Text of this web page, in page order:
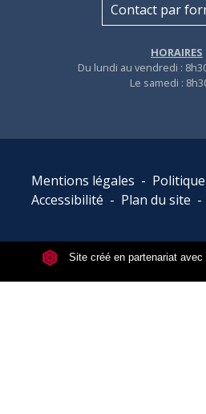
Contact par
HORAIRES
Du lundi au vendredi :
Le samedi :
Mentions légales -
Accessibilité - Plan du site -
Site créé en partenariat